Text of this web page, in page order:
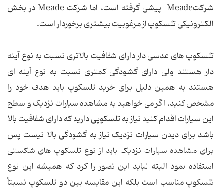
شرکتMeade پیشی گرفته‌ است، اما شرکت Meade در بخش
الکترونیکی تلسکوپ از مرغوبیت بیشتری برخوردار است.
تلسکوپ های عدسی دار دارای شفافیت بالاتری نسبت به نوع آینه
دار هستند ولی دارای گشودگی کمتری نسبت به نوع آینه ای
هستند به همین دلیل برای خرید تلسکوپ باید هدف خود را
مشخص کنید. اگر می خواهید به مشاهده سیارات نزدیک و سطح
این سیارات اقدام کنید نیاز به تلسکوپی دارید که دارای شفافیت بالا
باشد برای دیدن سیارات نزدیک نیاز به گشودگی بالا نیست پس
برای مشاهده سیارات نزدیک باید از نوع تلسکوپ های شکستی
استفاده نمود البته نباید این تصور را کرد که همیشه این نوع
تلسکوپ مناسب است بلکه این مقایسه بین دو تلسکوپ نسبتاً